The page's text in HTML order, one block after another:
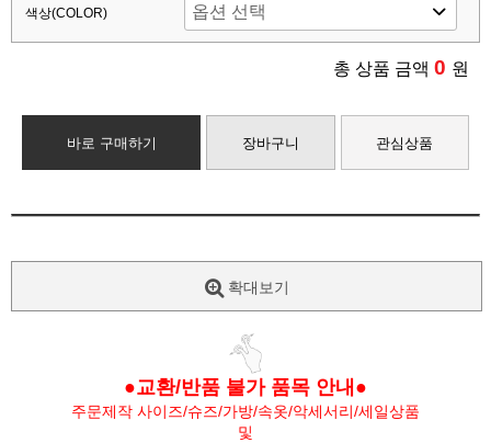
색상(COLOR)
총 상품 금액 0 원
바로 구매하기 장바구니 관심상품
확대보기
●교환/반품 불가 품목 안내●
주문제작 사이즈/슈즈/가방/속옷/악세서리/세일상품
및